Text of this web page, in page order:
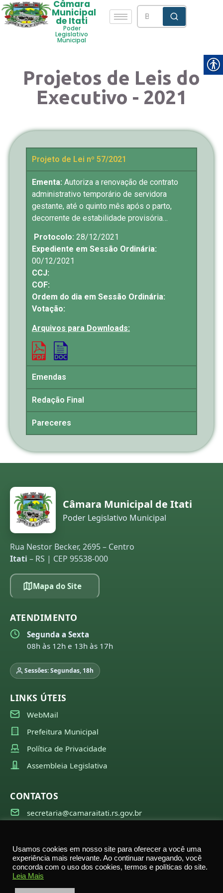
Câmara
Municipal
de Itati
Poder
Legislativo
Municipal
Projetos de Leis do
Executivo - 2021
Projeto de Lei nº 57/2021
Ementa: Autoriza a renovação de contrato
administrativo temporário de servidora
gestante, até o quinto mês após o parto,
decorrente de estabilidade provisória…
Protocolo: 28/12/2021
Expediente em Sessão Ordinária:
00/12/2021
CCJ:
COF:
Ordem do dia em Sessão Ordinária:
Votação:
Arquivos para Downloads:
Emendas
Redação Final
Pareceres
Câmara Municipal de Itati
Poder Legislativo Municipal
Rua Nestor Becker, 2695 – Centro
Itati – RS | CEP 95538-000
Mapa do Site
ATENDIMENTO
Segunda a Sexta
08h às 12h e 13h às 17h
Sessões: Segundas, 18h
LINKS ÚTEIS
WebMail
Prefeitura Municipal
Política de Privacidade
Assembleia Legislativa
CONTATOS
secretaria@camaraitati.rs.gov.br
©2026Câmara Municipal de Itati — Todos os direitos
Usamos cookies em nosso site para oferecer a você uma
experiência mais relevante. Ao continuar navegando, você
concorda com o uso dos cookies, termos e políticas do site.
Leia Mais